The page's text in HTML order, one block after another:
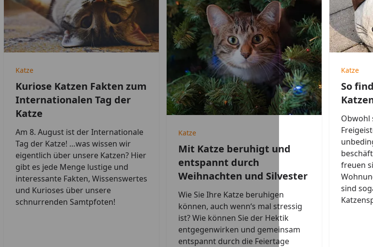
Katze
Kuriose Katzen Fakten zum
Internationalen Tag der
Katze
Am 8. August ist der Internationale
Tag der Katze! …was wissen wir
eigentlich über unsere Katzen? Hier
gibt es jede Menge lustige und
interessante Fakten, Wissenswertes
und Kurioses über unsere
schnurrenden Samtpfoten!
Katze
Mit Katze beruhigt und
entspannt durch
Weihnachten und Silvester
Wie Sie Ihre Katze beruhigen
können, auch wenn‘s mal stressig
ist? Wie können Sie der Hektik
entgegenwirken und gemeinsam
entspannt durch die Feiertage
Katze
So
Obwohl
freuen
sind